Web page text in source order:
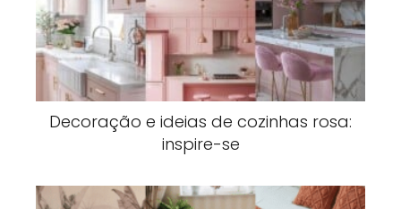
Decoração e ideias de cozinhas rosa:
inspire-se